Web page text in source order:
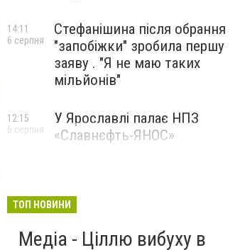
Стефанішина після обрання
"запобіжки" зробила першу
заяву . "Я не маю таких
мільйонів"
14:11
6 серпня
У Ярославлі палає НПЗ
«Славнєфть-ЯНОС»
12:15
6 серпня
ТОП НОВИНИ
Медіа - Ціллю вибуху в